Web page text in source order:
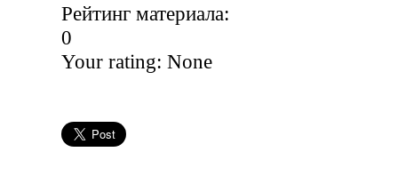
Рейтинг материала:
0
Your rating: None